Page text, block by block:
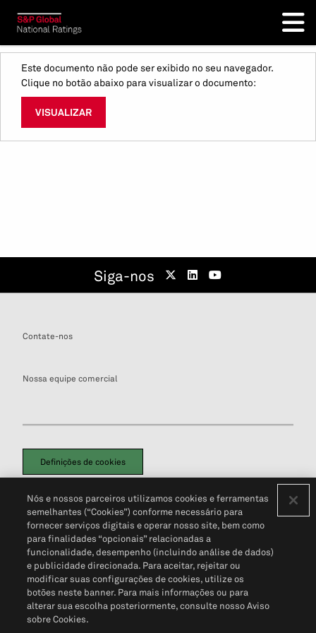
Este documento não pode ser exibido no seu navegador.
Clique no botão abaixo para visualizar o documento:
VISUALIZAR
Siga-nos
Contate-nos
Nossa equipe comercial
Definições de cookies
Política de PrivacidadePortal de privacidade do cliente (em inglês)
Não Venda Minhas Informações Pessoais© 2026 S&P Global
Nós e nossos parceiros utilizamos cookies e ferramentas
semelhantes (“Cookies”) conforme necessário para
fornecer serviços digitais e operar nosso site, bem como
para finalidades “opcionais” relacionadas a
funcionalidade, desempenho (incluindo análise de dados)
e publicidade direcionada. Para aceitar, rejeitar ou
modificar suas configurações de cookies, utilize os
botões neste banner. Para mais informações ou para
alterar sua escolha posteriormente, consulte nosso Aviso
sobre Cookies.